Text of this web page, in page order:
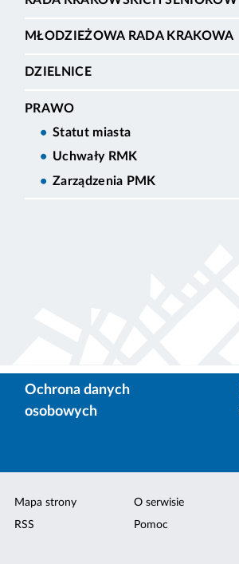
MŁODZIEŻOWA RADA KRAKOWA
DZIELNICE
PRAWO
Statut miasta
Uchwały RMK
Zarządzenia PMK
Ochrona danych
osobowych
Mapa strony
RSS
O serwisie
Pomoc